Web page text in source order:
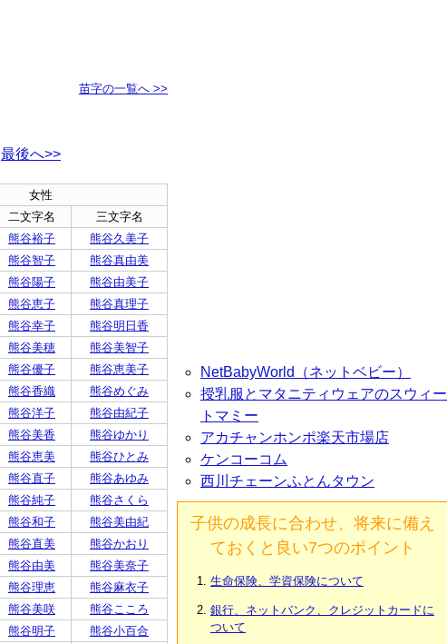
苗字の一覧へ >>
最後へ>>
女性
二文字名
三文字名
熊谷裕子
熊谷久美子
熊谷智子
熊谷真由美
熊谷陽子
熊谷由美子
熊谷恵子
熊谷真理子
熊谷幸子
熊谷明日香
熊谷美穂
熊谷美智子
熊谷優子
熊谷恵美子
熊谷香織
熊谷めぐみ
熊谷洋子
熊谷由紀子
熊谷美香
熊谷ゆかり
熊谷恵美
熊谷ひとみ
熊谷直子
熊谷あゆみ
熊谷純子
熊谷さくら
熊谷和子
熊谷美由紀
熊谷直美
熊谷かおり
熊谷由美
熊谷美奈子
熊谷理恵
熊谷麻衣子
熊谷美咲
熊谷こころ
熊谷明子
熊谷小百合
NetBabyWorld（ネットベビー）
授乳服とマタニティウェアのスウィー
トマミー
アカチャンホンポ楽天市場店
ケンコーコム
西川チェーンふとんタウン
子供の成長に合わせ、将来に備え
ておくと良い7つのポイント
生命保険、学資保険について
銀行、ネットバンク、クレジットカードに
ついて